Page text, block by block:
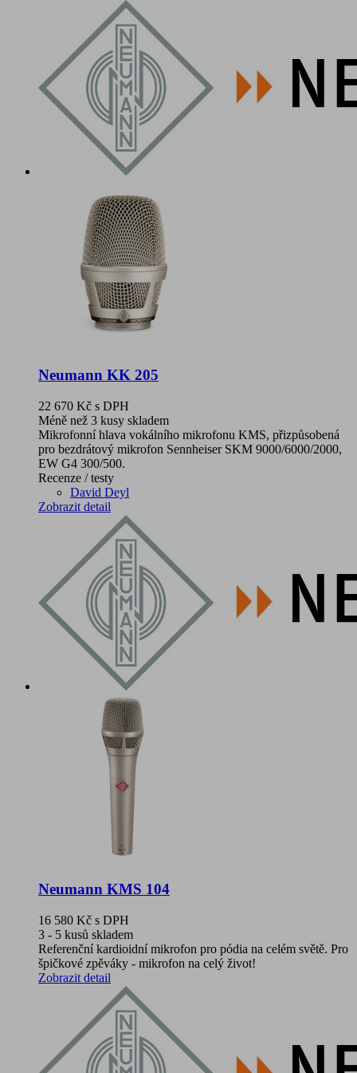
Neumann KK 205
22 670 Kč s DPH
Méně než 3 kusy skladem
Mikrofonní hlava vokálního mikrofonu KMS, přizpůsobená
pro bezdrátový mikrofon Sennheiser SKM 9000/6000/2000,
EW G4 300/500.
Recenze / testy
David Deyl
Zobrazit detail
Neumann KMS 104
16 580 Kč s DPH
3 - 5 kusů skladem
Referenční kardioidní mikrofon pro pódia na celém světě. Pro
špičkové zpěváky - mikrofon na celý život!
Zobrazit detail